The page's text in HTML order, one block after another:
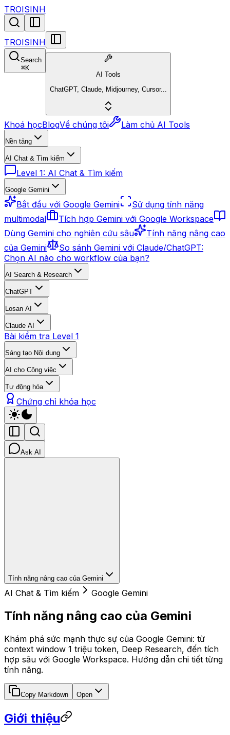
TROISINH
TROISINH
Search
⌘K
AI Tools
ChatGPT, Claude, Midjourney, Cursor...
Khoá họcBlogVề chúng tôi Làm chủ AI Tools
Nền tảng
AI Chat & Tìm kiếm
Level 1: AI Chat & Tìm kiếm
Google Gemini
Bắt đầu với Google Gemini
Sử dụng tính năng
multimodal
Tích hợp Gemini với Google Workspace
Dùng Gemini cho nghiên cứu sâu
Tính năng nâng cao
của Gemini
So sánh Gemini với Claude/ChatGPT:
Chọn AI nào cho workflow của bạn?
AI Search & Research
ChatGPT
Losan AI
Claude AI
Bài kiểm tra Level 1
Sáng tạo Nội dung
AI cho Công việc
Tự động hóa
Chứng chỉ khóa học
Ask AI
Tính năng nâng cao của Gemini
AI Chat & Tìm kiếm Google Gemini
Tính năng nâng cao của Gemini
Khám phá sức mạnh thực sự của Google Gemini: từ
context window 1 triệu token, Deep Research, đến tích
hợp sâu với Google Workspace. Hướng dẫn chi tiết từng
tính năng.
Copy Markdown Open
Giới thiệu